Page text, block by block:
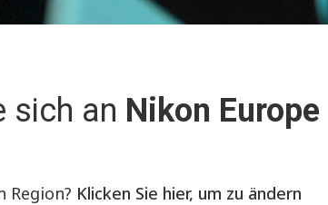
sich an Nikon Europe
Region? Klicken Sie hier, um zu ändern